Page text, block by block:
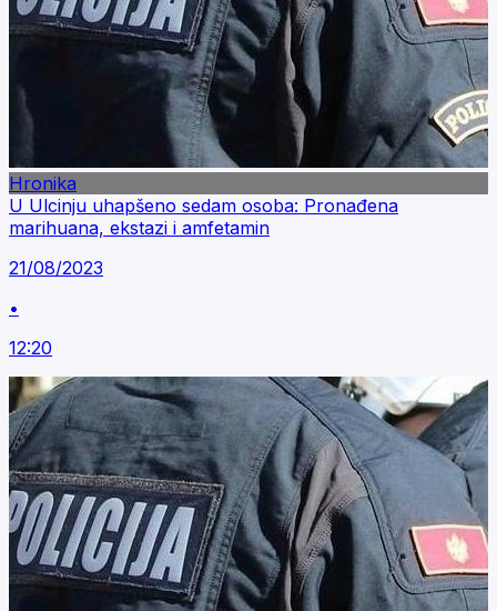
Hronika
U Ulcinju uhapšeno sedam osoba: Pronađena
marihuana, ekstazi i amfetamin
21/08/2023
•
12:20